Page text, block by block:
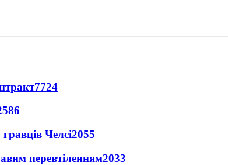
7724
Челсі2055
перевтіленням2033